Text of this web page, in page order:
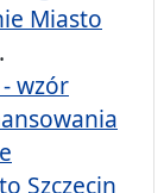
Miasto
wzór
Szczecin